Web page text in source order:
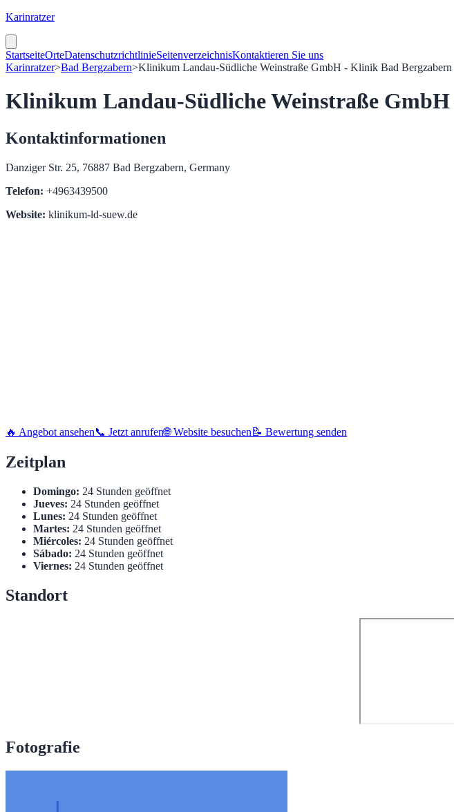
Karinratzer
StartseiteOrteDatenschutzrichtlinieSeitenverzeichnisKontaktieren Sie uns
Karinratzer>Bad Bergzabern>Klinikum Landau-Südliche Weinstraße GmbH - Klinik Bad Bergzabern
Klinikum Landau-Südliche Weinstraße
Kontaktinformationen
Danziger Str. 25, 76887 Bad Bergzabern, Germany
Telefon: +4963439500
Website: klinikum-ld-suew.de
🔥 Angebot ansehen📞 Jetzt anrufen🌐 Website besuchen 📝 Bewertung senden
Zeitplan
Domingo: 24 Stunden geöffnet
Jueves: 24 Stunden geöffnet
Lunes: 24 Stunden geöffnet
Martes: 24 Stunden geöffnet
Miércoles: 24 Stunden geöffnet
Sábado: 24 Stunden geöffnet
Viernes: 24 Stunden geöffnet
Standort
Fotografie